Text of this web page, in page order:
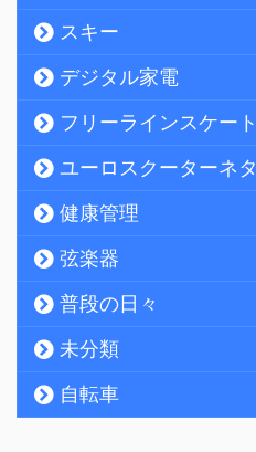
スキー
デジタル家電
フリーラインスケート
ユーロスクーターネタ
健康管理
弦楽器
普段の日々
未分類
自転車